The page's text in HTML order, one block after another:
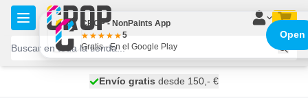
Ir al contenido
se envía hoy
Envío gratis desde 150,- €
100 días
CROP - NonPaints App
5
Gratis - En el Google Play
Open